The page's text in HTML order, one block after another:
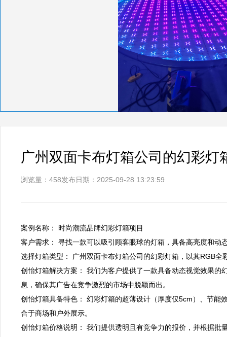
广州双面卡布灯箱公司的幻彩灯
浏览量：458发布日期：2025-09-28 13:23:59
案例名称： 时尚潮流品牌幻彩灯箱项目
客户需求： 寻找一款可以吸引顾客眼球的灯箱，具备高亮度和
选择灯箱类型： 广州双面卡布灯箱公司的幻彩灯箱，以其RGB
创怡灯箱解决方案： 我们为客户提供了一款具备动态视觉效果
息，确保其广告在竞争激烈的市场中脱颖而出。
创怡灯箱具备特色： 幻彩灯箱的超薄设计（厚度仅5cm）、节能
合于商场和户外展示。
创怡灯箱价格说明： 我们提供透明且有竞争力的报价，并根据